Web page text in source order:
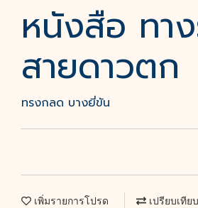
หนังสือ ทา
สายดาวตก
ทรงกลด บางยี่ขัน
เพิ่มรายการโปรด เปรียบเทียบ